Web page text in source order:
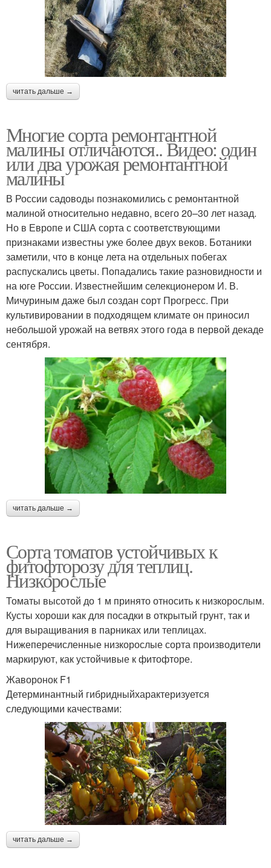
читать дальше →
Многие сорта ремонтантной
малины отличаются.. Видео: один
или два урожая ремонтантной
малины
В России садоводы познакомились с ремонтантной
малиной относительно недавно, всего 20–30 лет назад.
Но в Европе и США сорта с соответствующими
признаками известны уже более двух веков. Ботаники
заметили, что в конце лета на отдельных побегах
распускались цветы. Попадались такие разновидности и
на юге России. Известнейшим селекционером И. В.
Мичуриным даже был создан сорт Прогресс. При
культивировании в подходящем климате он приносил
небольшой урожай на ветвях этого года в первой декаде
сентября.
читать дальше →
Сорта томатов устойчивых к
фитофторозу для теплиц.
Низкорослые
Томаты высотой до 1 м принято относить к низкорослым.
Кусты хороши как для посадки в открытый грунт, так и
для выращивания в парниках или теплицах.
Нижеперечисленные низкорослые сорта производители
маркируют, как устойчивые к фитофторе.
Жаворонок F1
Детерминантный гибридныйхарактеризуется
следующими качествами:
читать дальше →